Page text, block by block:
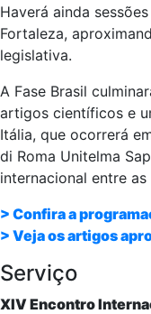
Haverá ainda
Fortaleza,
legislativa.
A Fase Brasil
artigos científicos e
Itália, que ocorrerá
di Roma Unitelma
internacional entre
> Confira a
> Veja os artigos
Serviço
XIV Encontro